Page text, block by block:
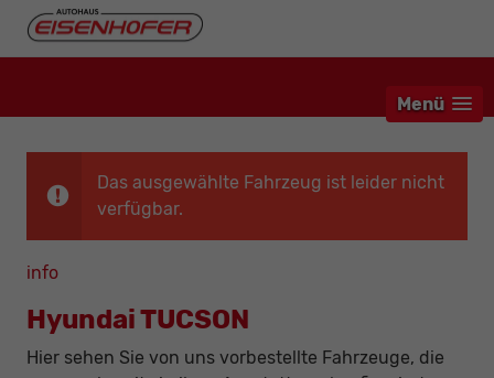
Menü
Das ausgewählte Fahrzeug ist leider nicht
verfügbar.
info
Hyundai TUCSON
Hier sehen Sie von uns vorbestellte Fahrzeuge, die